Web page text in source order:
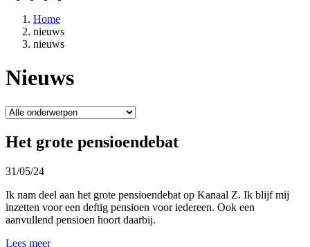
Home
nieuws
nieuws
Nieuws
Het grote pensioendebat
31/05/24
Ik nam deel aan het grote pensioendebat op Kanaal Z. Ik blijf mij
inzetten voor een deftig pensioen voor iedereen. Ook een
aanvullend pensioen hoort daarbij.
Lees meer